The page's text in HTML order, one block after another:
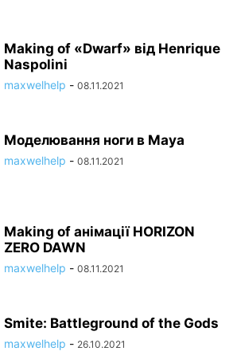
Making of «Dwarf» від Henrique
Naspolini
maxwelhelp - 08.11.2021
Моделювання ноги в Maya
maxwelhelp - 08.11.2021
Making of анімації HORIZON
ZERO DAWN
maxwelhelp - 08.11.2021
Smite: Battleground of the Gods
maxwelhelp - 26.10.2021